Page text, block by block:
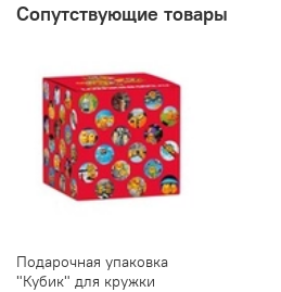
Сопутствующие товары
Подарочная упаковка
"Кубик" для кружки